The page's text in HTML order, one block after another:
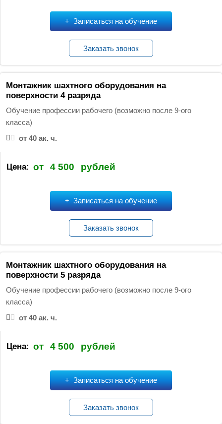
Записаться на обучение
Заказать звонок
Монтажник шахтного оборудования на
поверхности 4 разряда
Обучение профессии рабочего (возможно после 9-ого
класса)
от 40 ак. ч.
Цена: от 4 500 рублей
Записаться на обучение
Заказать звонок
Монтажник шахтного оборудования на
поверхности 5 разряда
Обучение профессии рабочего (возможно после 9-ого
класса)
от 40 ак. ч.
Цена: от 4 500 рублей
Записаться на обучение
Заказать звонок